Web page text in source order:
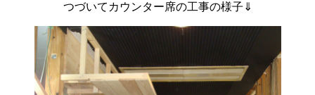
つづいてカウンター席の工事の様子⇓